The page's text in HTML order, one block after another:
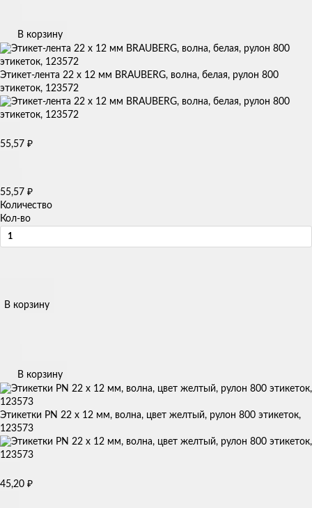
В корзину
Этикет-лента 22 х 12 мм BRAUBERG, волна, белая, рулон 800
этикеток, 123572
55,57 ₽
55,57 ₽
Количество
Кол-во
В корзину
В корзину
Этикетки PN 22 x 12 мм, волна, цвет желтый, рулон 800 этикеток,
123573
45,20 ₽